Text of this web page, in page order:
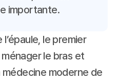
importante.
le premier
le bras et
moderne de